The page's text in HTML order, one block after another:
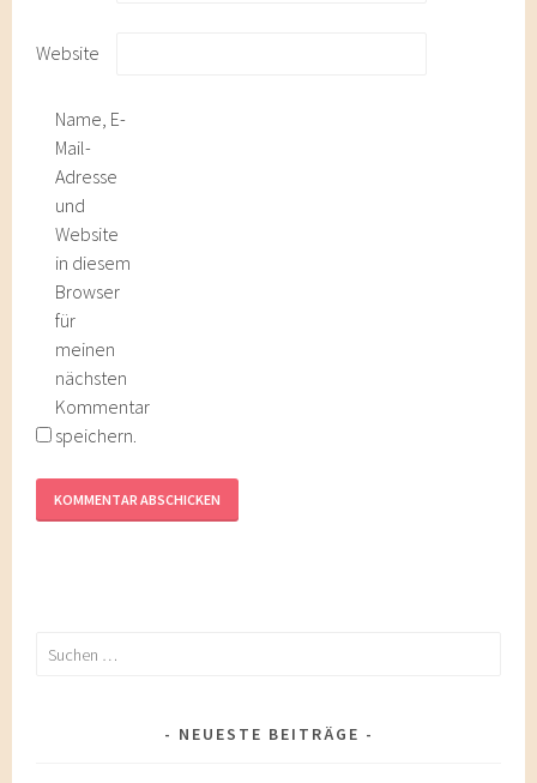
Website
Name, E-
Mail-
Adresse
und
Website
in diesem
Browser
für
meinen
nächsten
Kommentar
speichern.
Suchen
NEUESTE BEITRÄGE